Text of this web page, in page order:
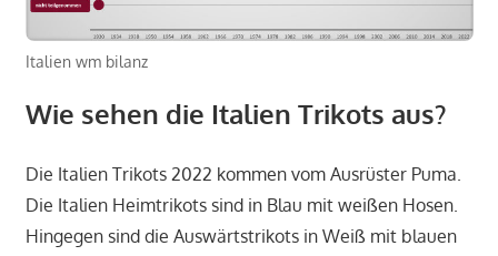
Italien wm bilanz
Wie sehen die Italien Trikots aus?
Die Italien Trikots 2022 kommen vom Ausrüster Puma.
Die Italien Heimtrikots sind in Blau mit weißen Hosen.
Hingegen sind die Auswärtstrikots in Weiß mit blauen